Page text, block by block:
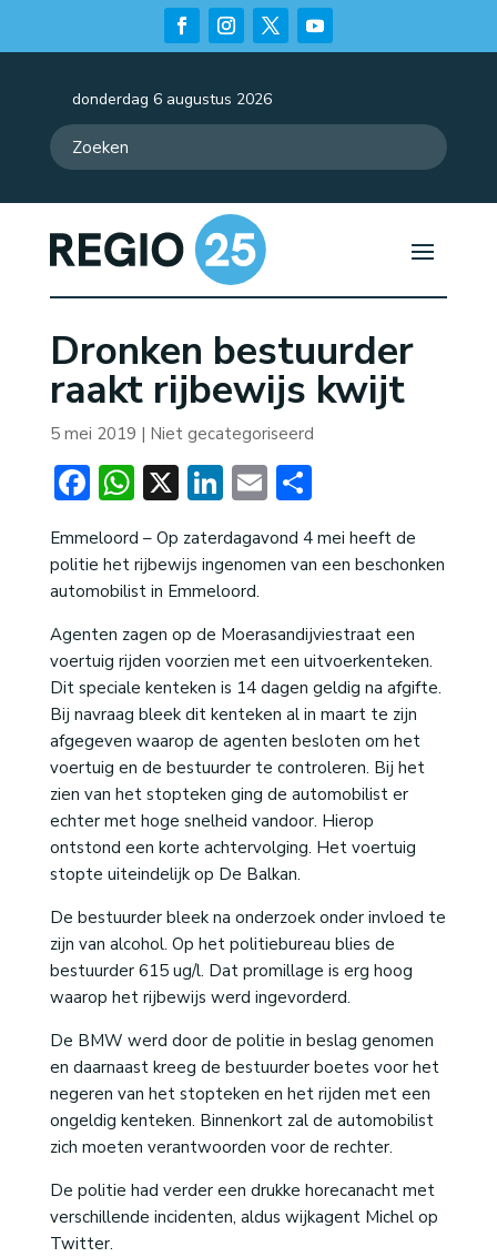
donderdag 6 augustus 2026
Dronken bestuurder
raakt rijbewijs kwijt
5 mei 2019 | Niet gecategoriseerd
Facebook
WhatsApp
X LinkedIn
EmailDelen
Emmeloord – Op zaterdagavond 4 mei heeft de
politie het rijbewijs ingenomen van een beschonken
automobilist in Emmeloord.
Agenten zagen op de Moerasandijviestraat een
voertuig rijden voorzien met een uitvoerkenteken.
Dit speciale kenteken is 14 dagen geldig na afgifte.
Bij navraag bleek dit kenteken al in maart te zijn
afgegeven waarop de agenten besloten om het
voertuig en de bestuurder te controleren. Bij het
zien van het stopteken ging de automobilist er
echter met hoge snelheid vandoor. Hierop
ontstond een korte achtervolging. Het voertuig
stopte uiteindelijk op De Balkan.
De bestuurder bleek na onderzoek onder invloed te
zijn van alcohol. Op het politiebureau blies de
bestuurder 615 ug/l. Dat promillage is erg hoog
waarop het rijbewijs werd ingevorderd.
De BMW werd door de politie in beslag genomen
en daarnaast kreeg de bestuurder boetes voor het
negeren van het stopteken en het rijden met een
ongeldig kenteken. Binnenkort zal de automobilist
zich moeten verantwoorden voor de rechter.
De politie had verder een drukke horecanacht met
verschillende incidenten, aldus wijkagent Michel op
Twitter.